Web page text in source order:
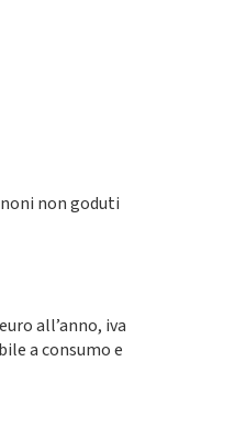
non goduti
all’anno, iva
a consumo e